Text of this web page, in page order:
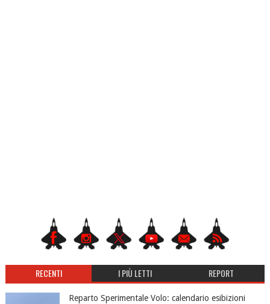
RECENTI I PIÙ LETTI REPORT
Reparto Sperimentale Volo: calendario esibizioni